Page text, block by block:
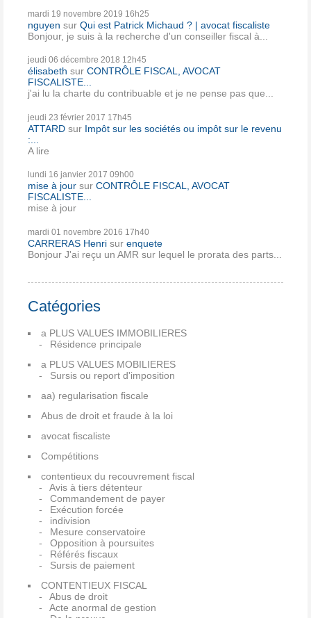
mardi 19 novembre 2019 16h25
nguyen sur Qui est Patrick Michaud ? | avocat fiscaliste
Bonjour, je suis à la recherche d'un conseiller fiscal à...
jeudi 06 décembre 2018 12h45
élisabeth sur CONTRÔLE FISCAL, AVOCAT
FISCALISTE...
j'ai lu la charte du contribuable et je ne pense pas que...
jeudi 23 février 2017 17h45
ATTARD sur Impôt sur les sociétés ou impôt sur le revenu
:...
A lire
lundi 16 janvier 2017 09h00
mise à jour sur CONTRÔLE FISCAL, AVOCAT
FISCALISTE...
mise à jour
mardi 01 novembre 2016 17h40
CARRERAS Henri sur enquete
Bonjour J'ai reçu un AMR sur lequel le prorata des parts...
Catégories
a PLUS VALUES IMMOBILIERES
Résidence principale
a PLUS VALUES MOBILIERES
Sursis ou report d'imposition
aa) regularisation fiscale
Abus de droit et fraude à la loi
avocat fiscaliste
Compétitions
contentieux du recouvrement fiscal
Avis à tiers détenteur
Commandement de payer
Exécution forcée
indivision
Mesure conservatoire
Opposition à poursuites
Référés fiscaux
Sursis de paiement
CONTENTIEUX FISCAL
Abus de droit
Acte anormal de gestion